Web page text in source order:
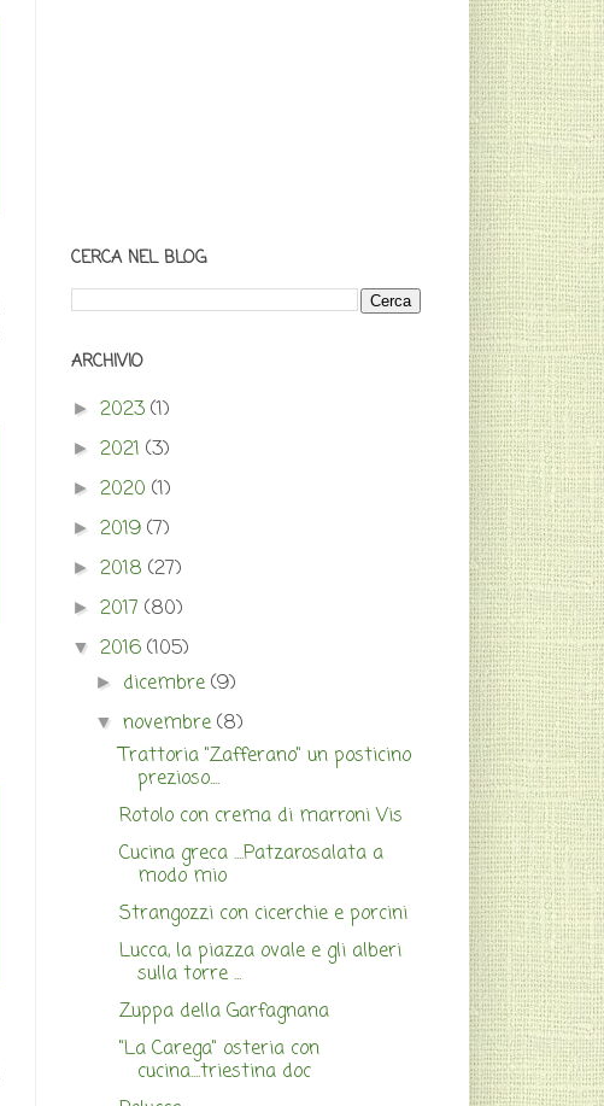
CERCA NEL BLOG
ARCHIVIO
► 2023 (1)
► 2021 (3)
► 2020 (1)
► 2019 (7)
► 2018 (27)
► 2017 (80)
▼ 2016 (105)
► dicembre(9)
▼novembre(8)
Trattoria "Zafferano" un posticino
prezioso....
Rotolo con crema di marroni Vis
Cucina greca ....Patzarosalata a
modo mio
Strangozzi con cicerchie e porcini
Lucca, la piazza ovale e gli alberi
sulla torre ...
Zuppa della Garfagnana
"La Carega" osteria con
cucina....triestina doc